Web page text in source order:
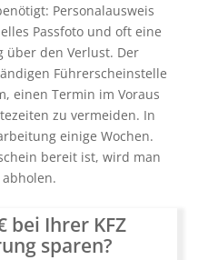
Personalausweis
Passfoto und oft eine
über den Verlust. Der
Führerscheinstelle
einen Termin im Voraus
zu vermeiden. In
einige Wochen.
bereit ist, wird man
bei Ihrer KFZ
sparen?